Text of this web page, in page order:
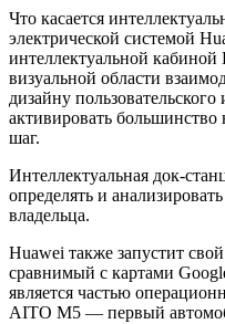
Что касается
электрической системой
интеллектуальной кабиной
визуальной области
дизайну
активировать
шаг.
Интеллектуальная док-
определять и
владельца.
Huawei также запустит
сравнимый с картами
является частью
AITO M5 — первый